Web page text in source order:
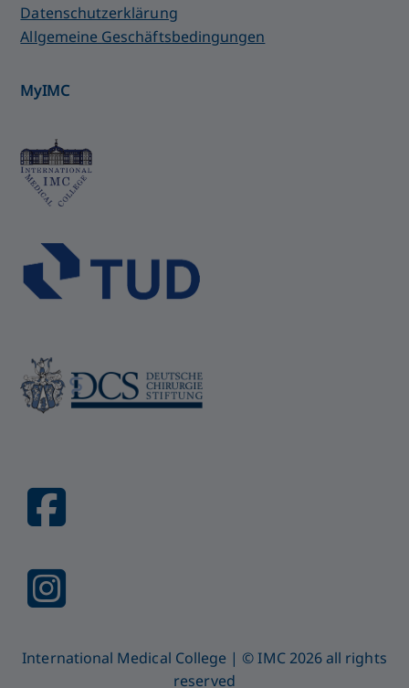
Datenschutzerklärung
Allgemeine Geschäftsbedingungen
MyIMC
International Medical College | © IMC 2026 all rights
reserved